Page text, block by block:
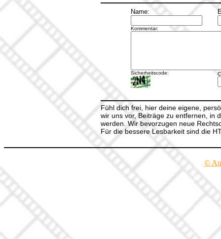
Name:
Kommentar:
Sicherheitscode:
Fühl dich frei, hier deine eigene,
wir uns vor, Beiträge zu entfernen, in
werden. Wir bevorzugen neue
Für die bessere Lesbarkeit sind die
©